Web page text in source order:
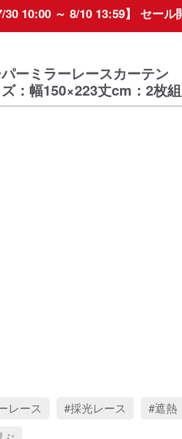
30 10:00 ～ 8/10 13:59】 セール
ーミラーレースカーテン
ズ：幅150×223丈cm：2枚組
レース 採光レース 遮熱